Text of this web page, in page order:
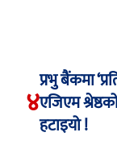
४
प्रभु बैंकमा
एजिएम
हटाइयो !